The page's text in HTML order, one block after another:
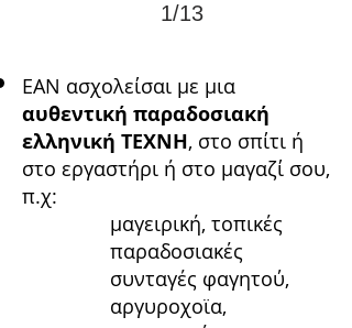
1/13
ΕΑΝ ασχολείσαι με μια
αυθεντική παραδοσιακή
ελληνική ΤΕΧΝΗ, στο σπίτι ή
στο εργαστήρι ή στο μαγαζί σου,
π.χ:
μαγειρική, τοπικές
παραδοσιακές
συνταγές φαγητού,
αργυροχοϊα,